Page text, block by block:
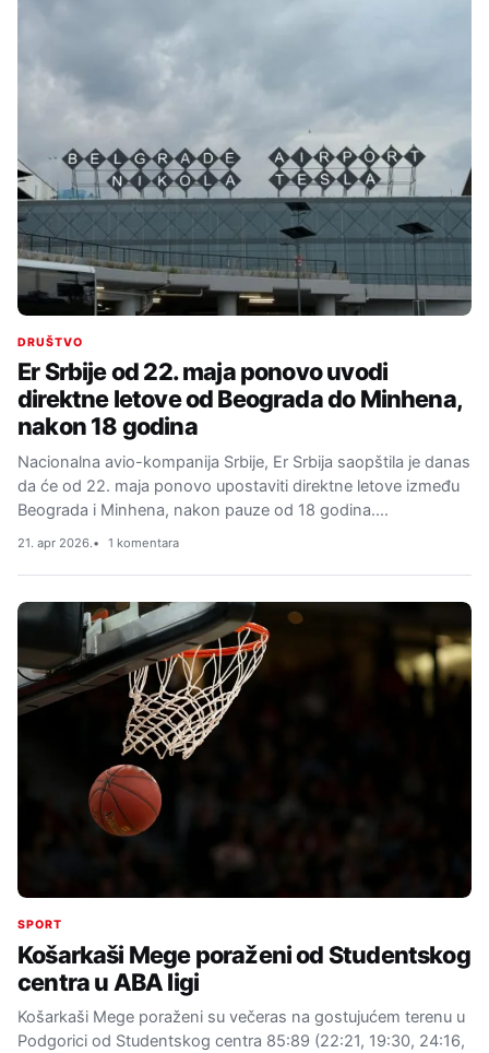
DRUŠTVO
Er Srbije od 22. maja ponovo uvodi
direktne letove od Beograda do Minhena,
nakon 18 godina
Nacionalna avio-kompanija Srbije, Er Srbija saopštila je danas
da će od 22. maja ponovo upostaviti direktne letove između
Beograda i Minhena, nakon pauze od 18 godina.…
21. apr 2026. 1 komentara
SPORT
Košarkaši Mege poraženi od Studentskog
centra u ABA ligi
Košarkaši Mege poraženi su večeras na gostujućem terenu u
Podgorici od Studentskog centra 85:89 (22:21, 19:30, 24:16,